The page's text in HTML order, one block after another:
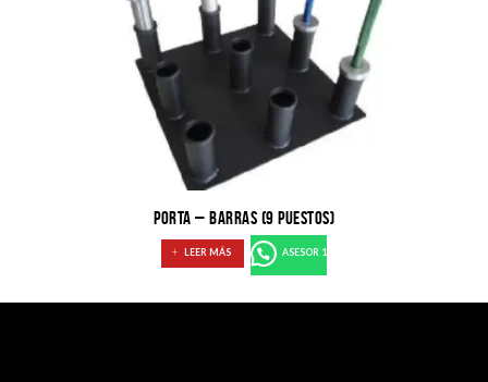
PORTA – BARRAS (9 PUESTOS)
LEER MÁS ASESOR 1